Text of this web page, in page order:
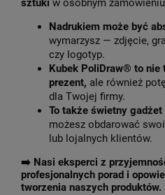
sztuki w osobnym
Nadrukiem może być
wymarzysz — zdjęcie,
czy logotyp.
Kubek PoliDraw® to nie
prezent, ale również
dla Twojej firmy.
To także świetny gadżet
możesz obdarować
lub lojalnych klientów.
➡️ Nasi eksperci z
profesjonalnych porad i
tworzenia naszych produktów.